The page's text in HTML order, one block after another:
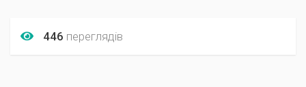
446 переглядів